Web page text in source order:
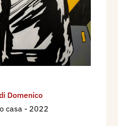
Domenico
casa - 2022